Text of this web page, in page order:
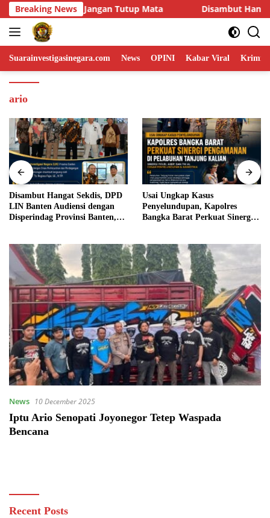
Skip
to
content
Breaking News
Disambut Hangat Sekdis, DPD LIN Banten Audiensi dengan
Suarainvestigasinegara.com News OPINI Kabar Viral
ario
Disambut Hangat Sekdis, DPD
LIN Banten Audiensi dengan
Disperindag Provinsi Banten,
Usai Ungkap Kasus
Penyelundupan, Kapolres
Bangka Barat Perkuat Sinergi
News 10 December 2025
Iptu Ario Senopati Joyonegor Tetep Waspada
Bencana
Recent Posts